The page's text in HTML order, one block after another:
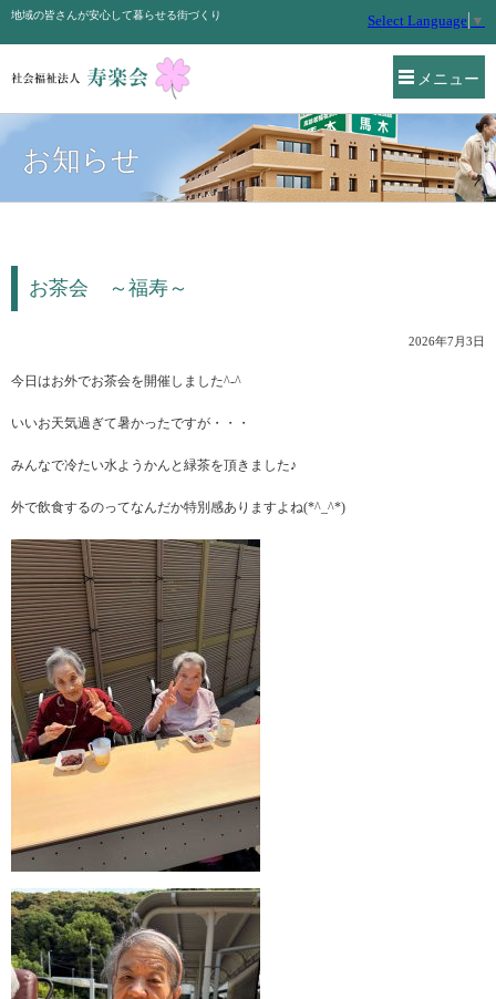
メニュー
地域の皆さんが安心して暮らせる街づくり Select Language ▼
お知らせ
お茶会 ～福寿～
2026年7月3日
今日はお外でお茶会を開催しました^-^
いいお天気過ぎて暑かったですが・・・
みんなで冷たい水ようかんと緑茶を頂きました♪
外で飲食するのってなんだか特別感ありますよね(*^_^*)